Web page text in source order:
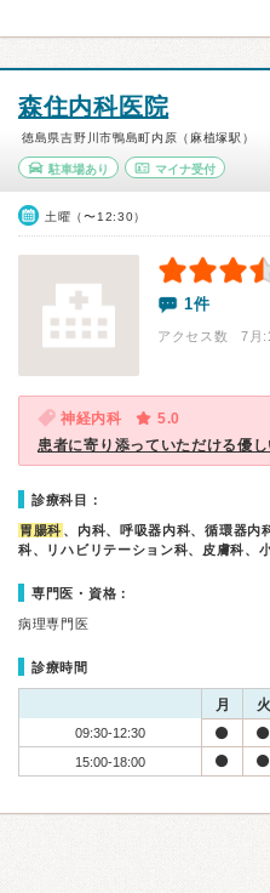
森住内科医院
徳島県吉野川市鴨島町内原（麻植塚駅）
駐車場あり マイナ受付
土曜（〜12:30）
1件
アクセス数 7月:
神経内科
5.0
患者に寄り添っていただける優
診療科目：
胃腸科 、内科、呼吸器内科、循環器内
科、リハビリテーション科、皮膚科、
専門医・資格：
病理専門医
診療時間
月 火
09:30-12:30
15:00-18:00